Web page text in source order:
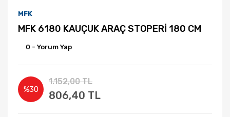
MFK
MFK 6180 KAUÇUK ARAÇ STOPERİ 180 CM
0 - Yorum Yap
%30
1.152,00 TL
806,40 TL